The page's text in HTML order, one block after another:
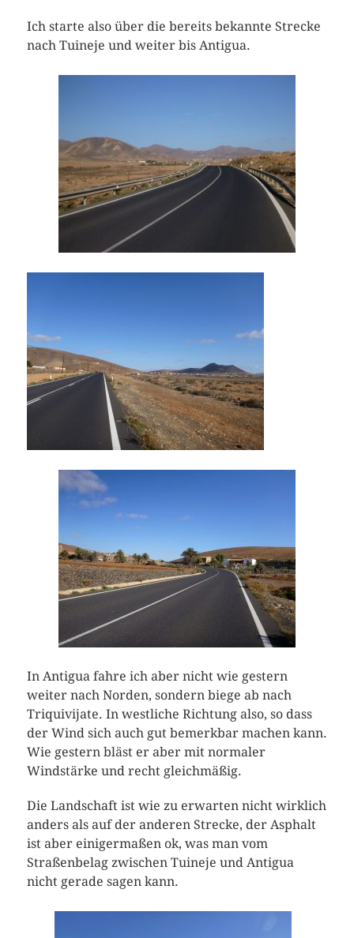
Ich starte also über die bereits bekannte Strecke
nach Tuineje und weiter bis Antigua.
In Antigua fahre ich aber nicht wie gestern
weiter nach Norden, sondern biege ab nach
Triquivijate. In westliche Richtung also, so dass
der Wind sich auch gut bemerkbar machen kann.
Wie gestern bläst er aber mit normaler
Windstärke und recht gleichmäßig.
Die Landschaft ist wie zu erwarten nicht wirklich
anders als auf der anderen Strecke, der Asphalt
ist aber einigermaßen ok, was man vom
Straßenbelag zwischen Tuineje und Antigua
nicht gerade sagen kann.